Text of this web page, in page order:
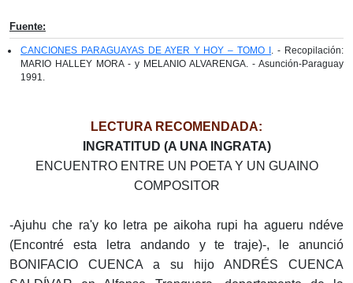
Fuente:
CANCIONES PARAGUAYAS DE AYER Y HOY – TOMO I . - Recopilación:
MARIO HALLEY MORA - y MELANIO ALVARENGA. - Asunción-Paraguay
1991.
LECTURA RECOMENDADA:
INGRATITUD (A UNA INGRATA)
ENCUENTRO ENTRE UN POETA Y UN GUAINO
COMPOSITOR
-Ajuhu che ra'y ko letra pe aikoha rupi ha agueru ndéve
(Encontré esta letra andando y te traje)-, le anunció
BONIFACIO CUENCA a su hijo ANDRÉS CUENCA